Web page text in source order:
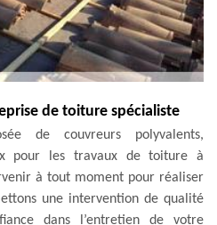
de toiture spécialiste
de couvreurs polyvalents,
pour les travaux de toiture à
à tout moment pour réaliser
une intervention de qualité
dans l’entretien de votre